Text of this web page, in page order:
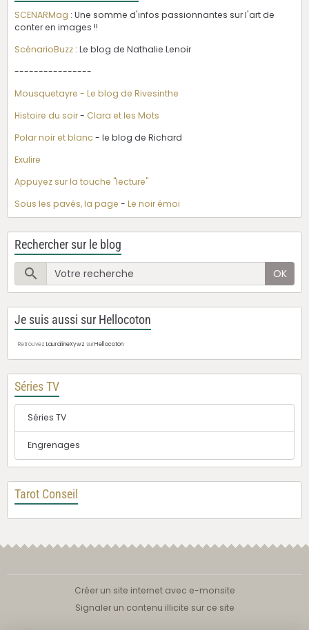
SCENARMag : Une somme d'infos passionnantes sur l'art de
conter en images !!
ScénarioBuzz : Le blog de Nathalie Lenoir
----------------
Mousquetayre - Le blog de Rivesinthe
Histoire du soir- Clara et les Mots
Polar noir et blanc - le blog de Richard
Exulire
Appuyez sur la touche "lecture"
Sous les pavés, la page - Le noir émoi
Rechercher sur le blog
OK
Je suis aussi sur Hellocoton
Retrouvez LauralineXywz surHellocoton
Séries TV
Séries TV
Engrenages
Tarot Conseil
Créer un site internet avec e-monsite
Signaler un contenu illicite sur ce site